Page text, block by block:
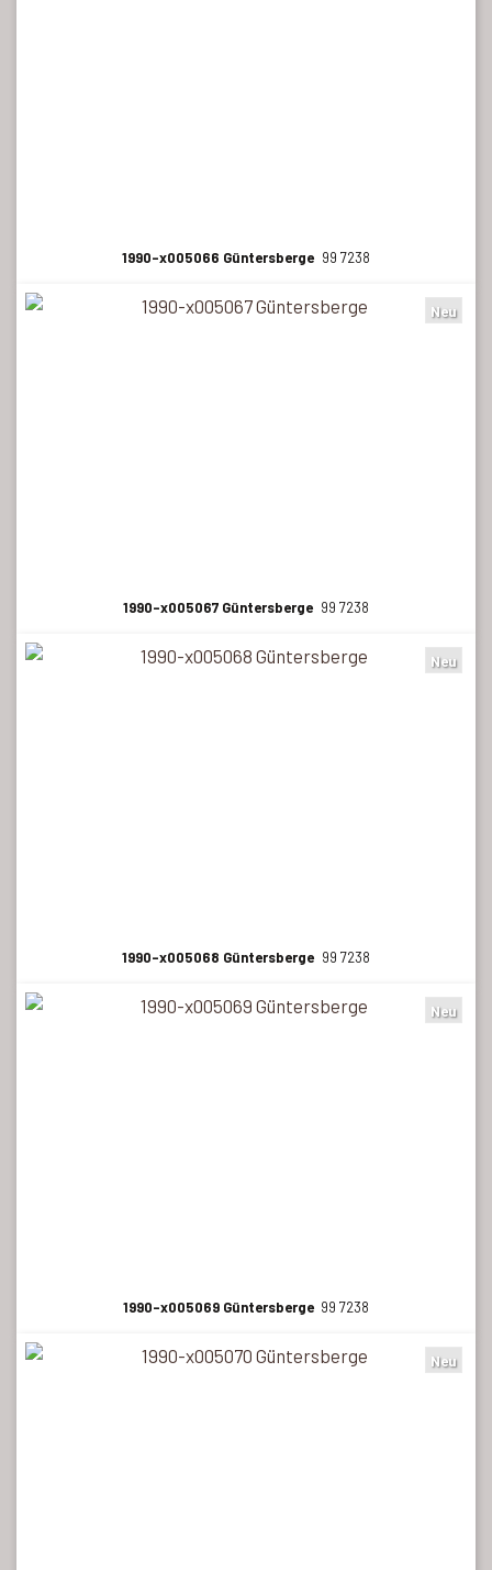
1990-x005066 Güntersberge 99 7238
Neu
1990-x005067 Güntersberge 99 7238
Neu
1990-x005068 Güntersberge 99 7238
Neu
1990-x005069 Güntersberge 99 7238
Neu